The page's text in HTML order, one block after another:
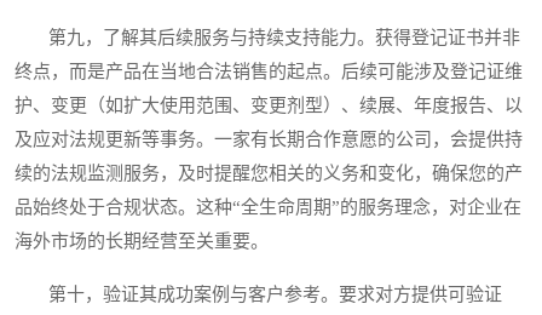
第九，了解其后续服务与持续支持能力。获得登记证书并非
终点，而是产品在当地合法销售的起点。后续可能涉及登记证维
护、变更（如扩大使用范围、变更剂型）、续展、年度报告、以
及应对法规更新等事务。一家有长期合作意愿的公司，会提供持
续的法规监测服务，及时提醒您相关的义务和变化，确保您的产
品始终处于合规状态。这种“全生命周期”的服务理念，对企业在
海外市场的长期经营至关重要。
第十，验证其成功案例与客户参考。要求对方提供可验证